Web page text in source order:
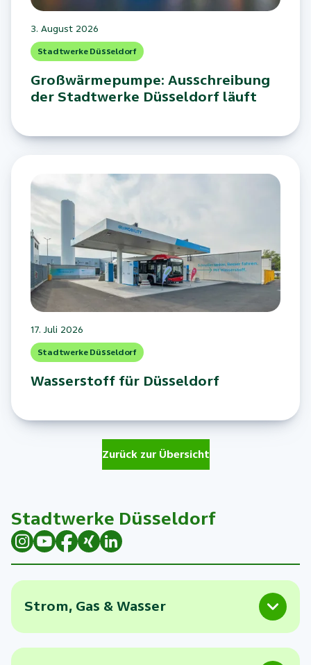
3. August 2026
Stadtwerke Düsseldorf
Großwärmepumpe: Ausschreibung
der Stadtwerke Düsseldorf läuft
17. Juli 2026
Stadtwerke Düsseldorf
Wasserstoff für Düsseldorf
Zurück zur Übersicht
Stadtwerke Düsseldorf
Strom, Gas & Wasser